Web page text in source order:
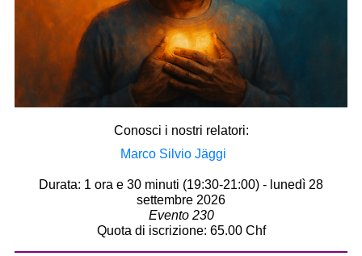
Conosci i nostri relatori:
Marco Silvio Jäggi
Durata: 1 ora e 30 minuti (19:30-21:00) - lunedì 28
settembre 2026
Evento 230
Quota di iscrizione: 65.00 Chf